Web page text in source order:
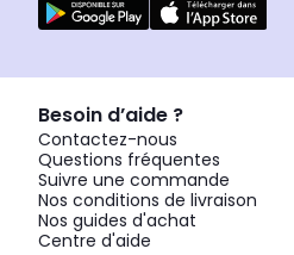
Besoin d’aide ?
Contactez-nous
Questions fréquentes
Suivre une commande
Nos conditions de livraison
Nos guides d'achat
Centre d'aide